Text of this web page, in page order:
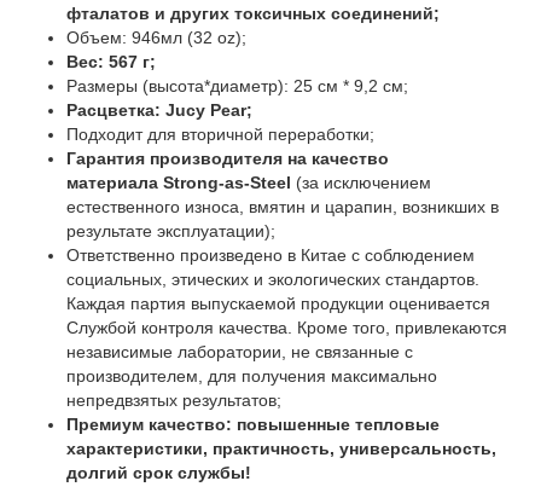
фталатов и других токсичных соединений;
Объем: 946мл (32 oz);
Вес: 567 г;
Размеры (высота*диаметр): 25 см * 9,2 см;
Расцветка: Jucy Pear;
Подходит для вторичной переработки;
Гарантия производителя на качество
материала Strong-as-Steel (за исключением
естественного износа, вмятин и царапин, возникших в
результате эксплуатации);
Ответственно произведено в Китае с соблюдением
социальных, этических и экологических стандартов.
Каждая партия выпускаемой продукции оценивается
Службой контроля качества. Кроме того, привлекаются
независимые лаборатории, не связанные с
производителем, для получения максимально
непредвзятых результатов;
Премиум качество: повышенные тепловые
характеристики, практичность, универсальность,
долгий срок службы!